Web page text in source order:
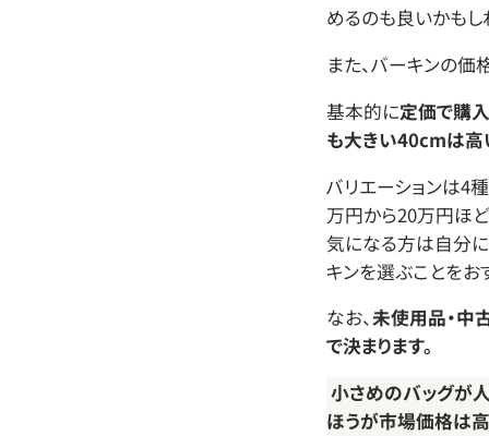
めるのも良いかもし
また、バーキンの価
基本的に定価で購
も大きい40cmは高
バリエーションは4
万円から20万円ほ
気になる方は自分
キンを選ぶことをお
なお、未使用品・中
で決まります。
小さめのバッグが
ほうが市場価格は